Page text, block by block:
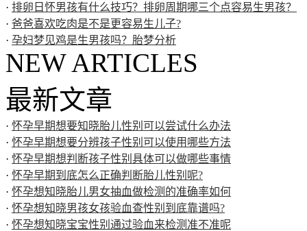
· 排卵日怀男孩有什么技巧？排卵周期哪三个点容易生男孩？
· 爸爸喜欢吃肉是不是更容易生儿子?
· 孕妇梦见鸡是生男孩吗？胎梦分析
NEW ARTICLES
最新文章
· 怀孕早期想要知晓胎儿性别可以尝试什么办法
· 怀孕早期想要分辨孩子性别可以使用哪些方法
· 怀孕早期想判断孩子性别具体可以做哪些事情
· 怀孕早期到底怎么正确判断胎儿性别呢?
· 怀孕想知晓胎儿男女抽血做检测的准确率如何
· 怀孕想知晓男孩女孩验血查性别到底靠谱吗?
· 怀孕想知晓宝宝性别通过验血来检测准不准呢